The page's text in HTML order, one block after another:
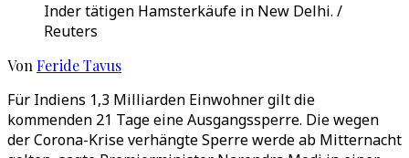
Inder tätigen Hamsterkäufe in New Delhi. /
Reuters
Von Feride Tavus
Für Indiens 1,3 Milliarden Einwohner gilt die
kommenden 21 Tage eine Ausgangssperre. Die wegen
der Corona-Krise verhängte Sperre werde ab Mitternacht